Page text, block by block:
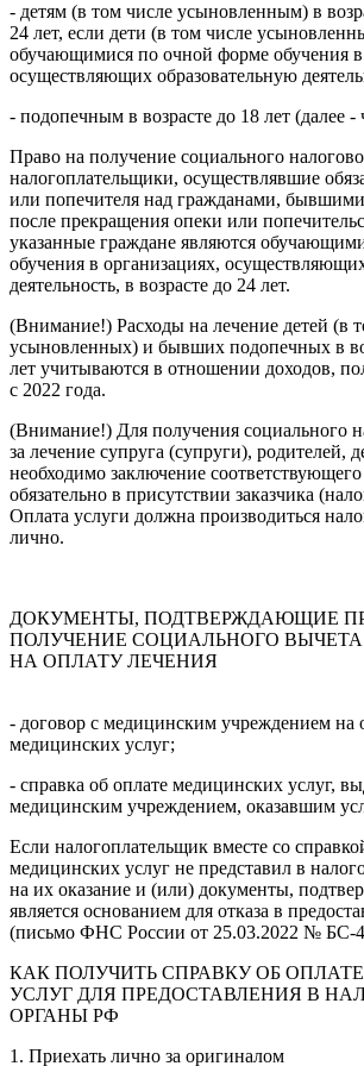
- детям (в том числе усыновленным) в
24 лет, если дети (в том числе
обучающимися по очной форме обучения в
осуществляющих образовательную
- подопечным в возрасте до 18 лет (далее
Право на получение социального
налогоплательщики, осуществлявшие
или попечителя над гражданами,
после прекращения опеки или
указанные граждане являются
обучения в организациях,
деятельность, в возрасте до 24 лет.
(Внимание!) Расходы на лечение детей (в
усыновленных) и бывших подопечных в
лет учитываются в отношении доходов,
с 2022 года.
(Внимание!) Для получения социального
за лечение супруга (супруги), родителей,
необходимо заключение
обязательно в присутствии заказчика
Оплата услуги должна производиться
лично.
ДОКУМЕНТЫ, ПОДТВЕРЖДАЮЩИЕ
ПОЛУЧЕНИЕ СОЦИАЛЬНОГО
НА ОПЛАТУ ЛЕЧЕНИЯ
- договор с медицинским учреждением на
медицинских услуг;
- справка об оплате медицинских услуг,
медицинским учреждением, оказавшим
Если налогоплательщик вместе со
медицинских услуг не представил в
на их оказание и (или) документы,
является основанием для отказа в
(письмо ФНС России от 25.03.2022 № БС-
КАК ПОЛУЧИТЬ СПРАВКУ ОБ
УСЛУГ ДЛЯ ПРЕДОСТАВЛЕНИЯ В
ОРГАНЫ РФ
1. Приехать лично за оригиналом